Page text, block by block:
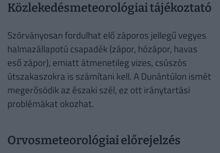
Közlekedésmeteorológiai tájékoztató
Szórványosan fordulhat elő záporos jellegű vegyes
halmazállapotú csapadék (zápor, hózápor, havas
eső zápor), emiatt átmenetileg vizes, csúszós
útszakaszokra is számítani kell. A Dunántúlon ismét
megerősödik az északi szél, ez ott iránytartási
problémákat okozhat.
Orvosmeteorológiai előrejelzés